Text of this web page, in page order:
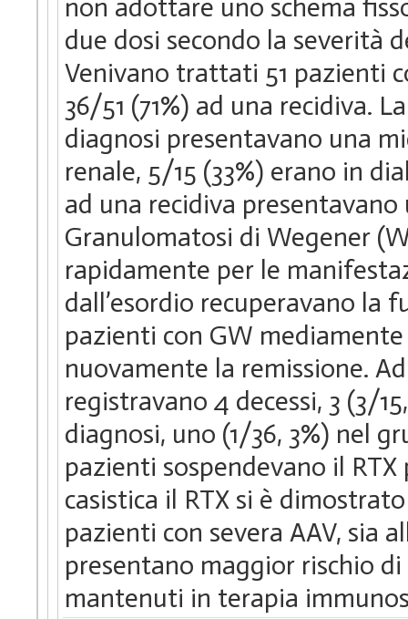
non adottare uno schema
due dosi secondo la severità
Venivano trattati 51 pazienti
36/51 (71%) ad una recidiva.
diagnosi presentavano una
renale, 5/15 (33%) erano in
ad una recidiva
Granulomatosi di Wegener
rapidamente per le
dall’esordio recuperavano la
pazienti con GW
nuovamente la remissione.
registravano 4 decessi, 3 (3/
diagnosi, uno (1/36, 3%) nel
pazienti sospendevano il
casistica il RTX si è
pazienti con severa AAV, sia
presentano maggior rischio
mantenuti in terapia